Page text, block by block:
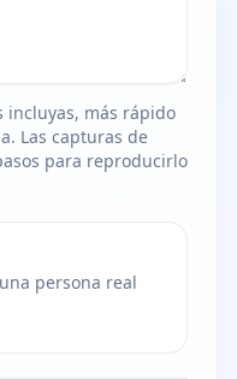
incluyas, más rápido
Las capturas de
para reproducirlo
persona real